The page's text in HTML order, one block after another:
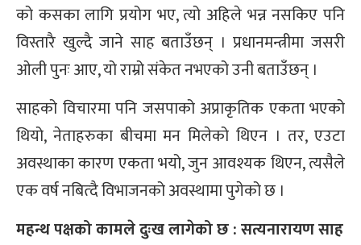
को कसका लागि प्रयोग भए, त्यो अहिले भन्न नसकिए पनि
विस्तारै खुल्दै जाने साह बताउँछन् । प्रधानमन्त्रीमा जसरी
ओली पुनः आए, यो राम्रो संकेत नभएको उनी बताउँछन् ।
साहको विचारमा पनि जसपाको अप्राकृतिक एकता भएको
थियो, नेताहरुका बीचमा मन मिलेको थिएन । तर, एउटा
अवस्थाका कारण एकता भयो, जुन आवश्यक थिएन, त्यसैले
एक वर्ष नबित्दै विभाजनको अवस्थामा पुगेको छ ।
महन्थ पक्षको कामले दुःख लागेको छ : सत्यनारायण साह